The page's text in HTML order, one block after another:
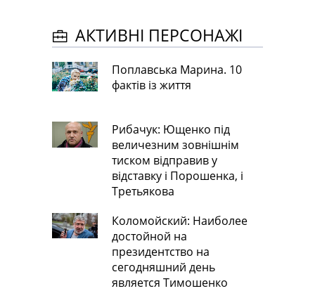
АКТИВНІ ПЕРСОНАЖІ
Поплавська Марина. 10
фактів із життя
Рибачук: Ющенко під
величезним зовнішнім
тиском відправив у
відставку і Порошенка, і
Третьякова
Коломойский: Наиболее
достойной на
президентство на
сегодняшний день
является Тимошенко